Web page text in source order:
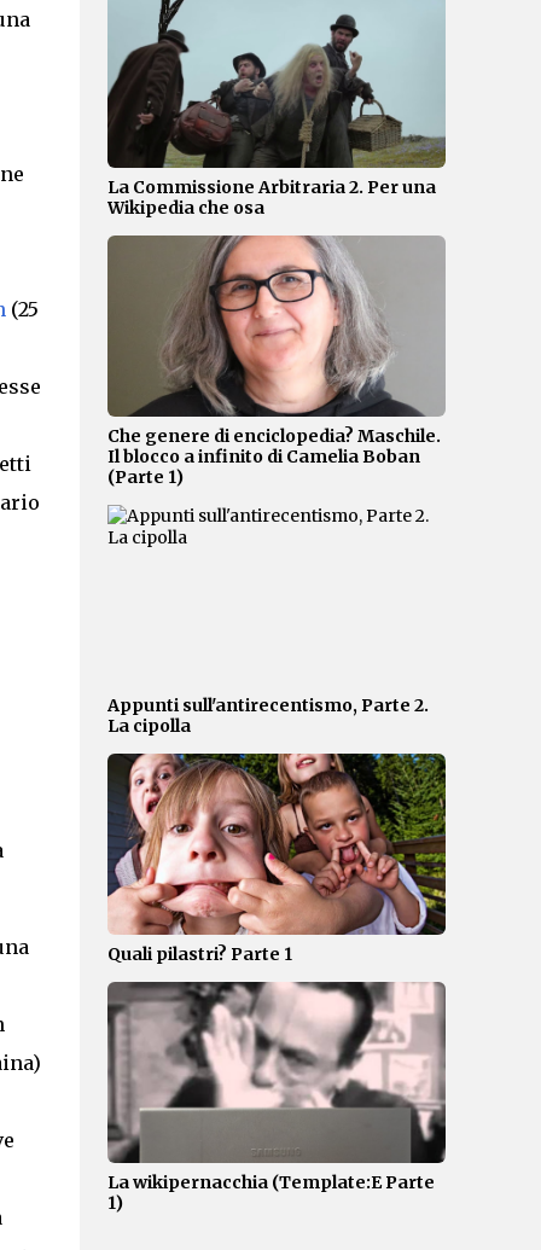
(25
La Commissione Arbitraria 2. Per una
Wikipedia che osa
Che genere di enciclopedia? Maschile.
Il blocco a infinito di Camelia Boban
(Parte 1)
Appunti sull'antirecentismo, Parte 2.
La cipolla
Quali pilastri? Parte 1
La wikipernacchia (Template:E Parte
1)